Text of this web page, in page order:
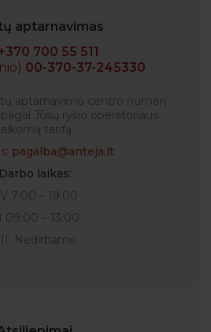
aptarnavimas
700 55 511
00-370-37-245330
aptarnavimo centro numerį
Jūsų ryšio operatoriaus
tarifą.
pagalba@anteja.lt
Darbo laikas:
V 7:00 – 19:00
09:00 – 13:00
Nedirbame